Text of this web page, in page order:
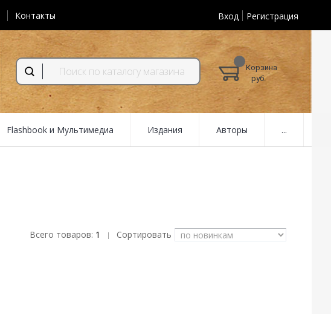
Контакты Вход Регистрация
Корзина
руб.
Flashbook и Мультимедиа Издания Авторы ...
Всего товаров: 1 | Сортировать